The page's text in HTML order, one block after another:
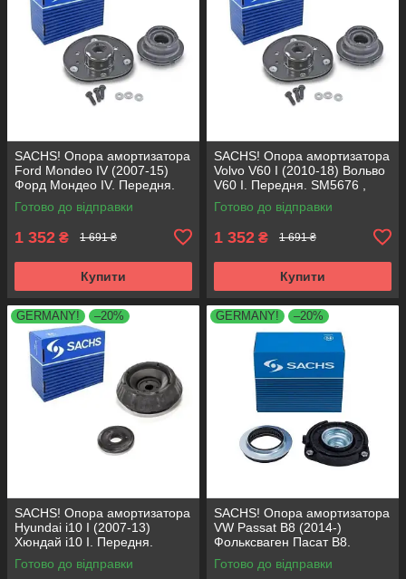
SACHS! Опора амортизатора
Ford Mondeo IV (2007-15)
Форд Мондео IV. Передня.
SM5676 , 803053 , KB652.30
Готово до відправки
1 352 ₴ 1 691 ₴
Купити
SACHS! Опора амортизатора
Volvo V60 I (2010-18) Вольво
V60 I. Передня. SM5676 ,
803053 , KB652.30
Готово до відправки
1 352 ₴ 1 691 ₴
Купити
GERMANY! –20%
SACHS! Опора амортизатора
Hyundai i10 I (2007-13)
Хюндай i10 I. Передня.
SM5818 , 801063 , KB689.27 ,
VKDA88511
Готово до відправки
GERMANY! –20%
SACHS! Опора амортизатора
VW Passat B8 (2014-)
Фольксваген Пасат B8.
Передня. 803024 , KB657.27 ,
VKDA35167
Готово до відправки